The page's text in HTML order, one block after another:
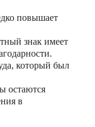
повышает
знак имеет
который был
остаются
в